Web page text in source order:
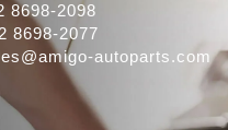
8698-2098
8698-2077
autoparts.com